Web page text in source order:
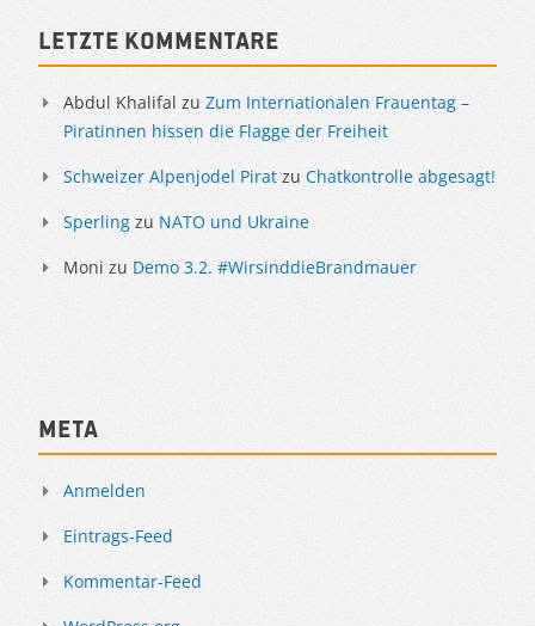
Letzte Kommentare
Abdul Khalifal zu Zum Internationalen Frauentag –
Piratinnen hissen die Flagge der Freiheit
Schweizer Alpenjodel Pirat zu Chatkontrolle abgesagt!
Sperling zu NATO und Ukraine
Moni zu Demo 3.2. #WirsinddieBrandmauer
Meta
Anmelden
Eintrags-Feed
Kommentar-Feed